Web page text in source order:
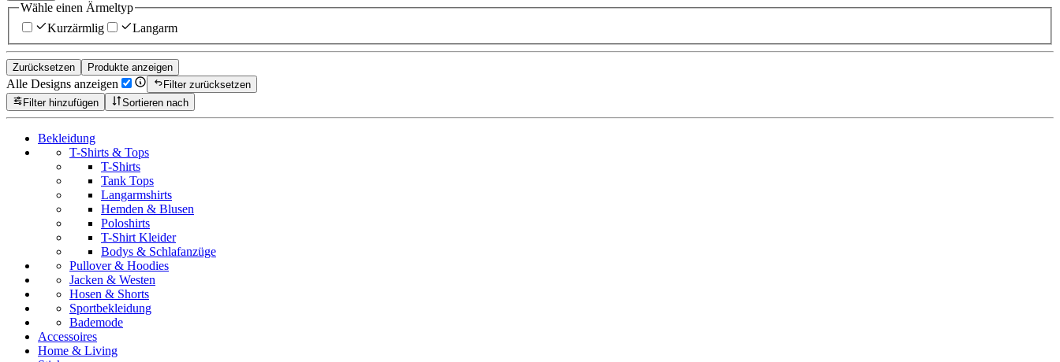
Wähle einen Ärmeltyp
Kurzärmlig
Langarm
Zurücksetzen Produkte anzeigen
Alle Designs anzeigen
Filter zurücksetzen
Filter hinzufügen
Sortieren nach
Bekleidung
T-Shirts & Tops
T-Shirts
Tank Tops
Langarmshirts
Hemden & Blusen
Poloshirts
T-Shirt Kleider
Bodys & Schlafanzüge
Pullover & Hoodies
Jacken & Westen
Hosen & Shorts
Sportbekleidung
Bademode
Accessoires
Home & Living